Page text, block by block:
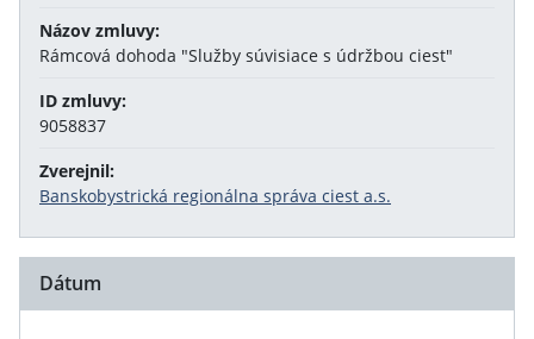
Názov zmluvy:
Rámcová dohoda "Služby súvisiace s údržbou ciest"
ID zmluvy:
9058837
Zverejnil:
Banskobystrická regionálna správa ciest a.s.
Dátum